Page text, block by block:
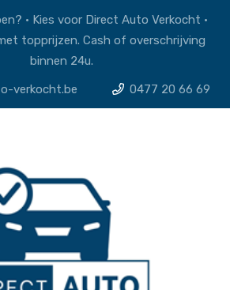
• Kies voor Direct Auto Verkocht •
topprijzen. Cash of overschrijving
binnen 24u.
verkocht.be
0477 20 66 69